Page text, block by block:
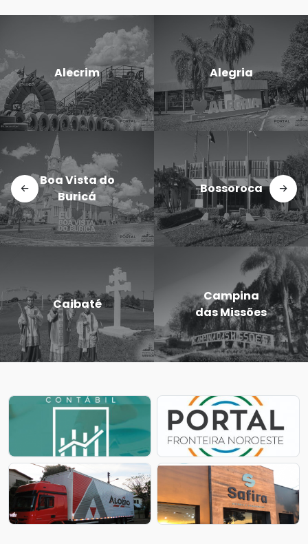
Candido
Godói
Cerro Largo
Dezesseis de
Novembro
Doutor
Maurício
Cardoso
Entre-Ijuís
Eugênio de
Castro